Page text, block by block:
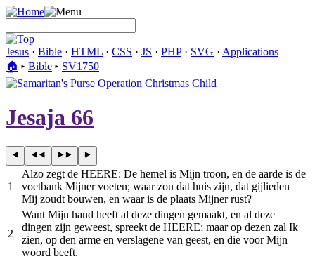
Jesus · Bible · HTML · CSS · JS · PHP· SVG · Applications
🏠︎ ▸ Bible ▸ SV1750
Jesaja 66
1
Alzo zegt de HEERE: De hemel is Mijn troon, en de aarde is de
voetbank Mijner voeten; waar zou dat huis zijn, dat gijlieden
Mij zoudt bouwen, en waar is de plaats Mijner rust?
2
Want Mijn hand heeft al deze dingen gemaakt, en al deze
dingen zijn geweest, spreekt de HEERE; maar op dezen zal Ik
zien, op den arme en verslagene van geest, en die voor Mijn
woord beeft.